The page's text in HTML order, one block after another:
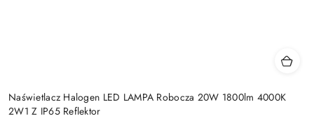
Naświetlacz Halogen LED LAMPA Robocza 20W 1800lm 4000K
2W1 Z IP65 Reflektor